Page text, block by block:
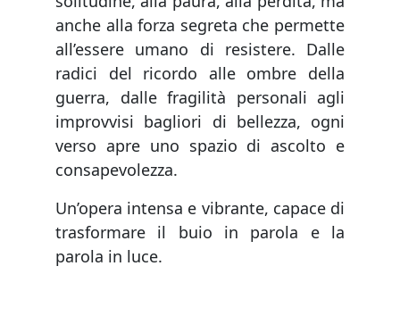
anche alla forza segreta che permette
all’essere umano di resistere. Dalle
radici del ricordo alle ombre della
guerra, dalle fragilità personali agli
improvvisi bagliori di bellezza, ogni
verso apre uno spazio di ascolto e
consapevolezza.
Un’opera intensa e vibrante, capace di
trasformare il buio in parola e la
parola in luce.